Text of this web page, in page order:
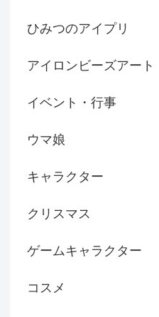
ひみつのアイプリ
アイロンビーズアート
イベント・行事
ウマ娘
キャラクター
クリスマス
ゲームキャラクター
コスメ